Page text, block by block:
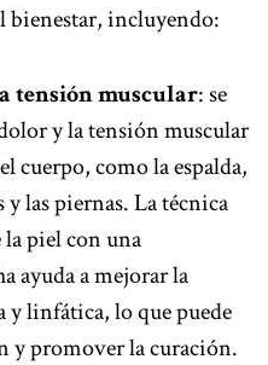
bienestar, incluyendo:
tensión muscular: se
y la tensión muscular
cuerpo, como la espalda,
las piernas. La técnica
la piel con una
ayuda a mejorar la
y linfática, lo que puede
y promover la curación.